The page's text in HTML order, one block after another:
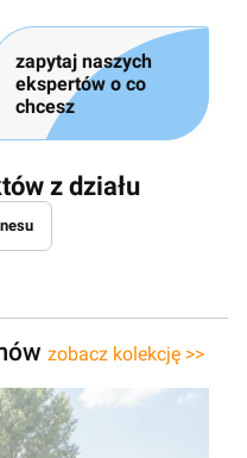
zapytaj naszych
ekspertów o co
chcesz
z działu
zobacz kolekcję >>